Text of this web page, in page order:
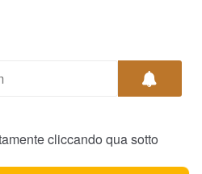
cliccando qua sotto